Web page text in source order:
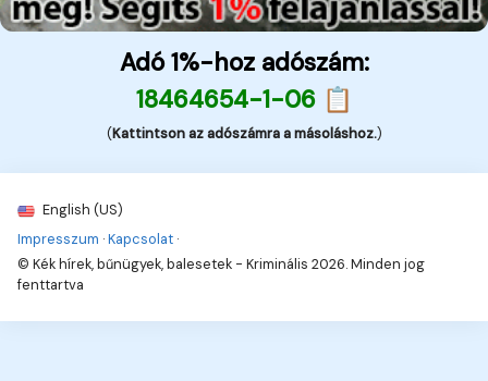
Adó 1%-hoz adószám:
18464654-1-06 📋
(Kattintson az adószámra a másoláshoz.)
English (US)
Impresszum ·Kapcsolat ·
© Kék hírek, bűnügyek, balesetek - Kriminális 2026. Minden jog
fenttartva